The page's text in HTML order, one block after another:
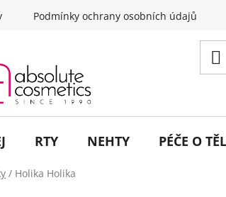
Podmínky ochrany osobních údajů
RTY NEHTY PÉČE O
/ Holika Holika